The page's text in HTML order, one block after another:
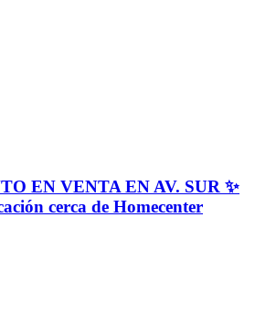
EN VENTA EN AV. SUR ✨
cerca de Homecenter